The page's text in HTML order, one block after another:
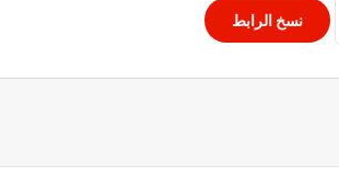
نسخ الرابط اعتقال 25 فلسطينيا بالضفة الغربية لترتفع
الماضي،